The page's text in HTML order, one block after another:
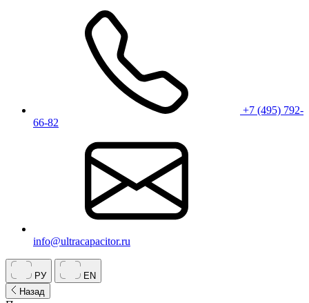
+7 (495) 792-
66-82
info@ultracapacitor.ru
РУ
EN
Назад